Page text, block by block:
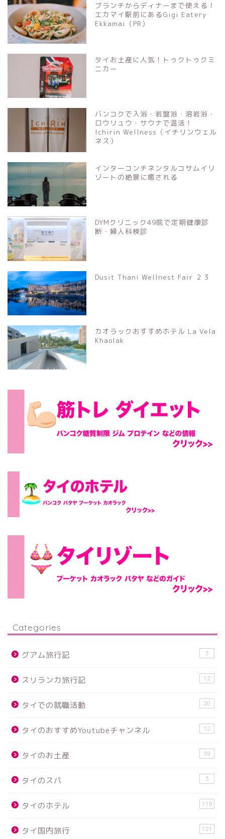
ブランチからディナーまで使える！
エカマイ駅前にあるGigi Eatery
Ekkamai（PR）
タイお土産に人気！トゥクトゥクミ
ニカー
バンコクで入浴・岩盤浴・溶岩浴・
ロウリュウ・サウナで温活！
Ichirin Wellness（イチリンウェル
ネス）
インターコンチネンタルコサムイリ
ゾートの絶景に癒される
DYMクリニック49院で定期健康診
断・婦人科検診
Dusit Thani Wellnest Fair ２３
カオラックおすすめホテル La Vela
Khaolak
Categories
グアム旅行記 3
スリランカ旅行記 12
タイでの就職活動 20
タイのおすすめYoutubeチャンネル 12
タイのお土産 39
タイのスパ 3
タイのホテル 119
タイ国内旅行 121